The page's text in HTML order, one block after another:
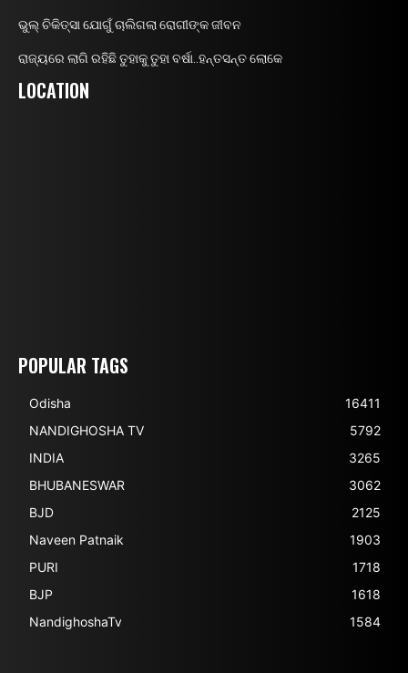
ଭୁଲ୍ ଚିକିତ୍ସା ଯୋଗୁଁ ଚାଲିଗଲା ରୋଗୀଙ୍କ ଜୀବନ
ରାଜ୍ୟରେ ଲାଗି ରହିଛି ତୁହାକୁ ତୁହା ବର୍ଷା..ହନ୍ତସନ୍ତ ଲୋକେ
LOCATION
POPULAR TAGS
Odisha
16411
NANDIGHOSHA TV
5792
INDIA
3265
BHUBANESWAR
3062
BJD
2125
Naveen Patnaik
1903
PURI
1718
BJP
1618
NandighoshaTv
1584